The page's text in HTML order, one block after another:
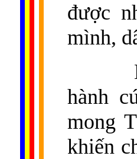
được
mình,
hành
mong
khiến